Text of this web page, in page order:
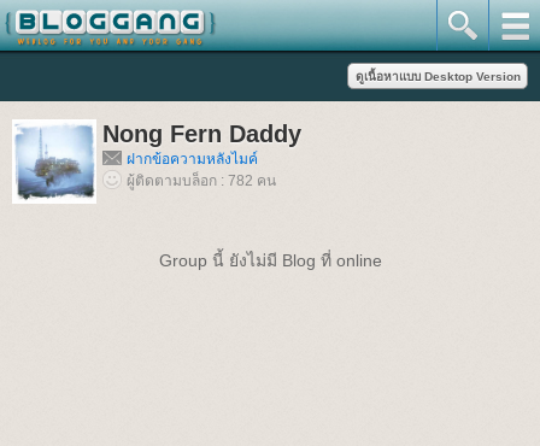
Nong Fern Daddy
ฝากข้อความหลังไมค์
ผู้ติดตามบล็อก : 782 คน
Group นี้ ยังไม่มี Blog ที่ online